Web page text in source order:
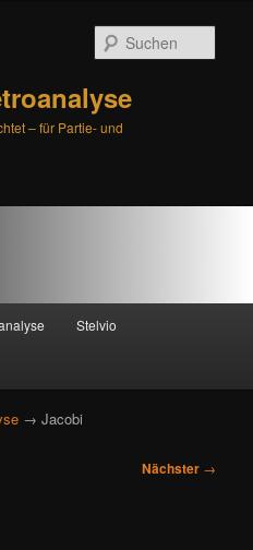
– für Partie- und
Stelvio
→ Jacobi
Nächster →